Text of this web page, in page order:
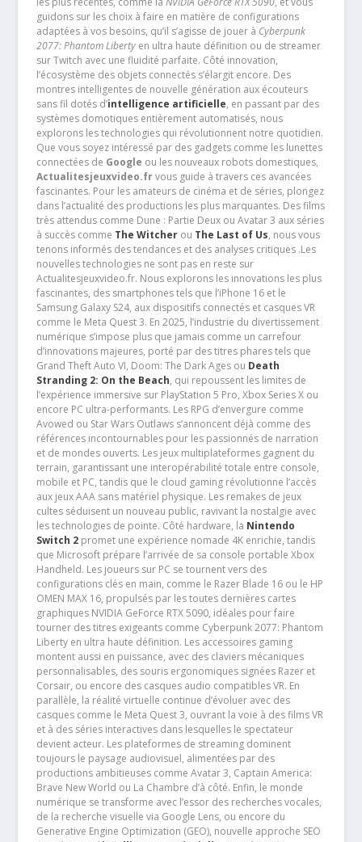
guidons sur les choix à faire en matière de configurations
adaptées à vos besoins, qu’il s’agisse de jouer à Cyberpunk
2077: Phantom Libertyen ultra haute définition ou de streamer
sur Twitch avec une fluidité parfaite. Côté innovation,
l’écosystème des objets connectés s’élargit encore. Des
montres intelligentes de nouvelle génération aux écouteurs
sans fil dotés d’intelligence artificielle, en passant par des
systèmes domotiques entièrement automatisés, nous
explorons les technologies qui révolutionnent notre quotidien.
Que vous soyez intéressé par des gadgets comme les lunettes
connectées de Google ou les nouveaux robots domestiques,
Actualitesjeuxvideo.frvous guide à travers ces avancées
fascinantes. Pour les amateurs de cinéma et de séries, plongez
dans l’actualité des productions les plus marquantes. Des films
très attendus comme Dune : Partie Deux ou Avatar 3 aux séries
à succès comme The Witcherou The Last of Us, nous vous
tenons informés des tendances et des analyses critiques .Les
nouvelles technologies ne sont pas en reste sur
Actualitesjeuxvideo.fr. Nous explorons les innovations les plus
fascinantes, des smartphones tels que l’iPhone 16 et le
Samsung Galaxy S24, aux dispositifs connectés et casques VR
comme le Meta Quest 3. En 2025, l’industrie du divertissement
numérique s’impose plus que jamais comme un carrefour
d’innovations majeures, porté par des titres phares tels que
Grand Theft Auto VI, Doom: The Dark Ages ou Death
Stranding 2: On the Beach, qui repoussent les limites de
l’expérience immersive sur PlayStation 5 Pro, Xbox Series X ou
encore PC ultra-performants. Les RPG d’envergure comme
Avowed ou Star Wars Outlaws s’annoncent déjà comme des
références incontournables pour les passionnés de narration
et de mondes ouverts. Les jeux multiplateformes gagnent du
terrain, garantissant une interopérabilité totale entre console,
mobile et PC, tandis que le cloud gaming révolutionne l’accès
aux jeux AAA sans matériel physique. Les remakes de jeux
cultes séduisent un nouveau public, ravivant la nostalgie avec
les technologies de pointe. Côté hardware, la Nintendo
Switch 2promet une expérience nomade 4K enrichie, tandis
que Microsoft prépare l’arrivée de sa console portable Xbox
Handheld. Les joueurs sur PC se tournent vers des
configurations clés en main, comme le Razer Blade 16 ou le HP
OMEN MAX 16, propulsés par les toutes dernières cartes
graphiques NVIDIA GeForce RTX 5090, idéales pour faire
tourner des titres exigeants comme Cyberpunk 2077: Phantom
Liberty en ultra haute définition. Les accessoires gaming
montent aussi en puissance, avec des claviers mécaniques
personnalisables, des souris ergonomiques signées Razer et
Corsair, ou encore des casques audio compatibles VR. En
parallèle, la réalité virtuelle continue d’évoluer avec des
casques comme le Meta Quest 3, ouvrant la voie à des films VR
et à des séries interactives dans lesquelles le spectateur
devient acteur. Les plateformes de streaming dominent
toujours le paysage audiovisuel, alimentées par des
productions ambitieuses comme Avatar 3, Captain America:
Brave New World ou La Chambre d’à côté. Enfin, le monde
numérique se transforme avec l’essor des recherches vocales,
de la recherche visuelle via Google Lens, ou encore du
Generative Engine Optimization (GEO), nouvelle approche SEO